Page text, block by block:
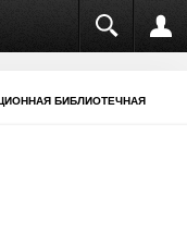
БИБЛИОТЕЧНАЯ